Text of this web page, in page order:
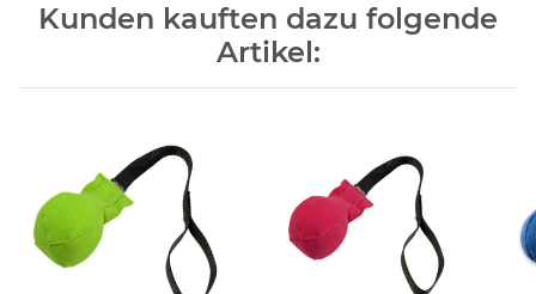
Kunden kauften dazu folgende
Artikel: